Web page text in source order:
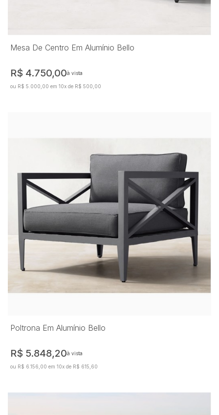
Mesa De Centro Em Alumínio Bello
R$ 4.750,00à vista
ou R$ 5.000,00 em 10x de R$ 500,00
Poltrona Em Alumínio Bello
R$ 5.848,20à vista
ou R$ 6.156,00 em 10x de R$ 615,60